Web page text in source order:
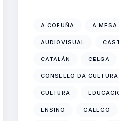
A CORUÑA A MESA
AUDIOVISUAL
CATALÁN CELGA
CONSELLO DA
CULTURA
ENSINO GALEGO